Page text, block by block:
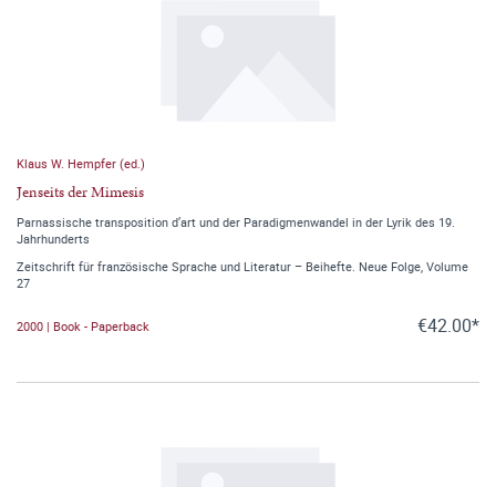
Klaus W. Hempfer (ed.)
Jenseits der Mimesis
Parnassische transposition d’art und der Paradigmenwandel in der Lyrik des 19.
Jahrhunderts
Zeitschrift für französische Sprache und Literatur – Beihefte. Neue Folge, Volume
27
2000 | Book - Paperback €42.00*